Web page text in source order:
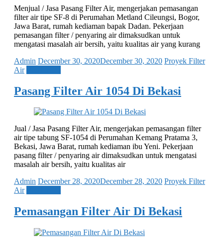
Menjual / Jasa Pasang Filter Air, mengerjakan pemasangan
filter air tipe SF-8 di Perumahan Metland Cileungsi, Bogor,
Jawa Barat, rumah kediaman bapak Dadan. Pekerjaan
pemasangan filter / penyaring air dimaksudkan untuk
mengatasi masalah air bersih, yaitu kualitas air yang kurang
Admin December 30, 2020December 30, 2020 Proyek Filter
Air
Pasang Filter Air 1054 Di Bekasi
Jual / Jasa Pasang Filter Air, mengerjakan pemasangan filter
air tipe tabung SF-1054 di Perumahan Kemang Pratama 3,
Bekasi, Jawa Barat, rumah kediaman ibu Yeni. Pekerjaan
pasang filter / penyaring air dimaksudkan untuk mengatasi
masalah air bersih, yaitu kualitas air
Admin December 28, 2020December 28, 2020 Proyek Filter
Air
Pemasangan Filter Air Di Bekasi